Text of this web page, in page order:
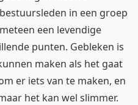
in een groep
een levendige
punten. Gebleken is
maken als het gaat
er iets van te maken, en
het kan wel slimmer.